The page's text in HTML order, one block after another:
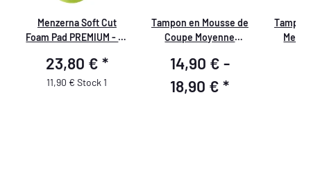
Menzerna Soft Cut
Foam Pad PREMIUM - 95
pièces
23,80 € *
11,90 € Stock 1
Tampon en Mousse de
Coupe Moyenne
14,90 € -
18,90 €*